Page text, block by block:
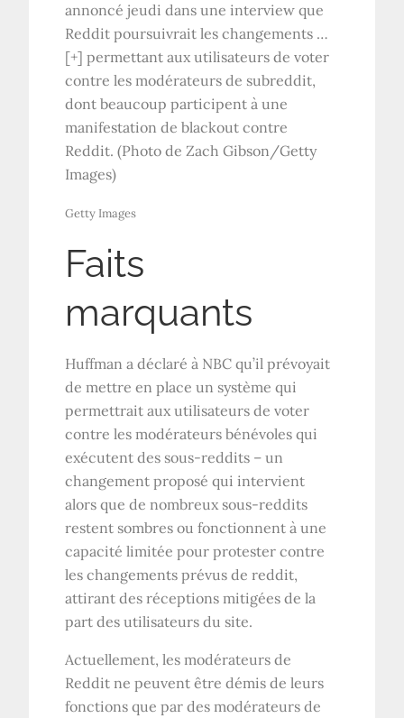
annoncé jeudi dans une interview que
Reddit poursuivrait les changements …
[+] permettant aux utilisateurs de voter
contre les modérateurs de subreddit,
dont beaucoup participent à une
manifestation de blackout contre
Reddit. (Photo de Zach Gibson/Getty
Images)
Getty Images
Faits
marquants
Huffman a déclaré à NBC qu’il prévoyait
de mettre en place un système qui
permettrait aux utilisateurs de voter
contre les modérateurs bénévoles qui
exécutent des sous-reddits – un
changement proposé qui intervient
alors que de nombreux sous-reddits
restent sombres ou fonctionnent à une
capacité limitée pour protester contre
les changements prévus de reddit,
attirant des réceptions mitigées de la
part des utilisateurs du site.
Actuellement, les modérateurs de
Reddit ne peuvent être démis de leurs
fonctions que par des modérateurs de